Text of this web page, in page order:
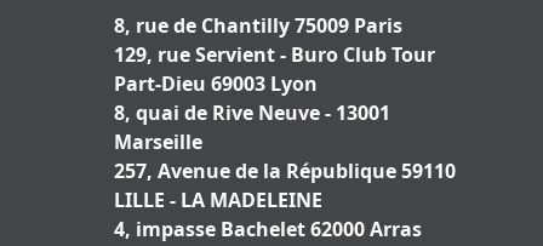
8, rue de Chantilly 75009 Paris
129, rue Servient - Buro Club Tour
Part-Dieu 69003 Lyon
8, quai de Rive Neuve - 13001
Marseille
257, Avenue de la République 59110
LILLE - LA MADELEINE
4, impasse Bachelet 62000 Arras